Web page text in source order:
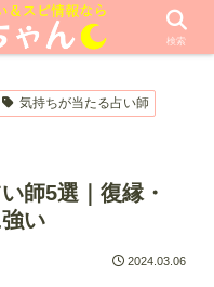
います
気持ちが当たる占い師
師5選｜復縁・
い
2024.03.06
検索